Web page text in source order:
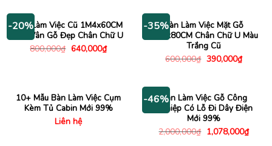
890,000₫.
-20%
Bàn Làm Việc Cũ 1M4x60CM
Mặt Vân Gỗ Đẹp Chân Chữ U
800,000₫ Giá
640,000₫Giá
hiện
-35%Bàn Làm Việc Mặt Gỗ
1M2x80CM Chân Chữ U Màu
Trắng Cũ
600,000₫ Giá
390,000₫Giá
hiện
10+ Mẫu Bàn Làm Việc Cụm
Kèm Tủ Cabin Mới 99%
Liên hệ
-46%Bàn Làm Việc Gỗ Công
Nghiệp Có Lỗ Đi Dây Điện
Mới 99%
2,000,000₫ Giá
gốc
1,078,000₫Giá
hiện